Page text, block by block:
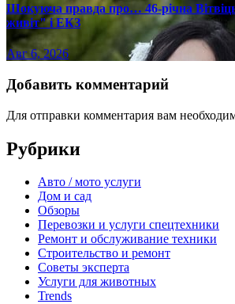
Шокуюча правда про… 46-річна
живіт" і ЕКЗ
Авг 6, 2026
Добавить комментарий
Для отправки комментария вам
Рубрики
Авто / мото услуги
Дом и сад
Обзоры
Перевозки и услуги спецтехники
Ремонт и обслуживание техники
Строительство и ремонт
Советы эксперта
Услуги для животных
Trends